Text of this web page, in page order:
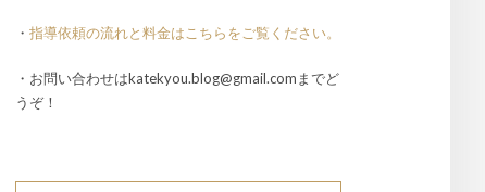
・ 指導依頼の流れと料金はこちらをご覧ください。
・お問い合わせはkatekyou.blog@gmail.comまでど
うぞ！